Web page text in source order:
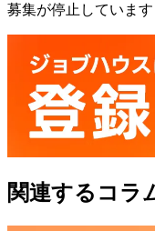
募集が停止しています
関連するコラ